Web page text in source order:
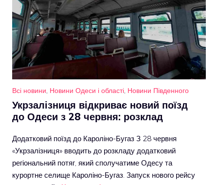
Всі новини, Новини Одеси і області, Новини Південного
Укрзалізниця відкриває новий поїзд
до Одеси з 28 червня: розклад
Додатковий поїзд до Кароліно-Бугаз З 28 червня
«Укрзалізниця» вводить до розкладу додатковий
регіональний потяг, який сполучатиме Одесу та
курортне селище Кароліно-Бугаз. Запуск нового рейсу